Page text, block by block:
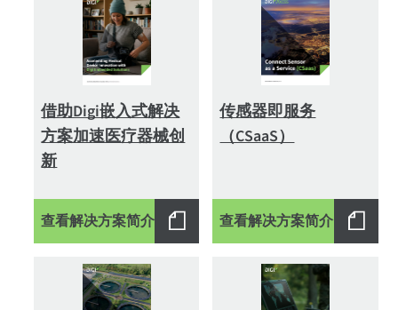
借助Digi嵌入式解决
方案加速医疗器械创
新
查看解决方案简介
传感器即服务
（CSaaS）
查看解决方案简介